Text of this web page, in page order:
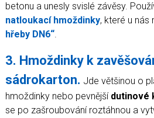
betonu a unesly svislé závěsy.
natloukací hmoždinky, které u nás
hřeby DN6“.
3. Hmoždinky k
sádrokarton. Jde většinou o
hmoždinky nebo pevnější dutinové
se po zašroubování roztáhnou a